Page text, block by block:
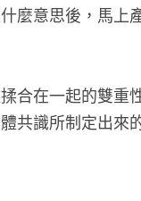
麼意思後，馬上
合在一起的雙
共識所制定出